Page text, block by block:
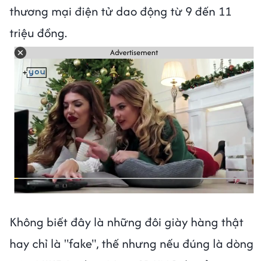
thương mại điện tử dao động từ 9 đến 11
triệu đồng.
Advertisement
Không biết đây là những đôi giày hàng thật
hay chỉ là "fake", thế nhưng nếu đúng là dòng